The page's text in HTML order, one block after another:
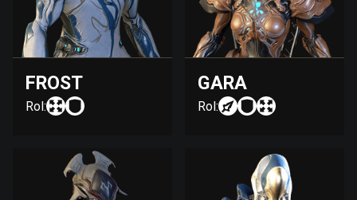
FROST
Rol:
GARA
Rol: